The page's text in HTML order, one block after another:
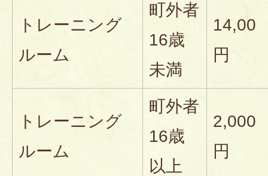
トレーニング
ルーム
町外者
16歳
未満
14,00
円
トレーニング
ルーム
町外者
16歳
以上
2,000
円